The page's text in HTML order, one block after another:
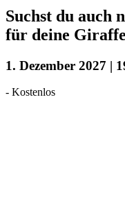
Suchst du auch
für deine
1. Dezember 2027 |
- Kostenlos